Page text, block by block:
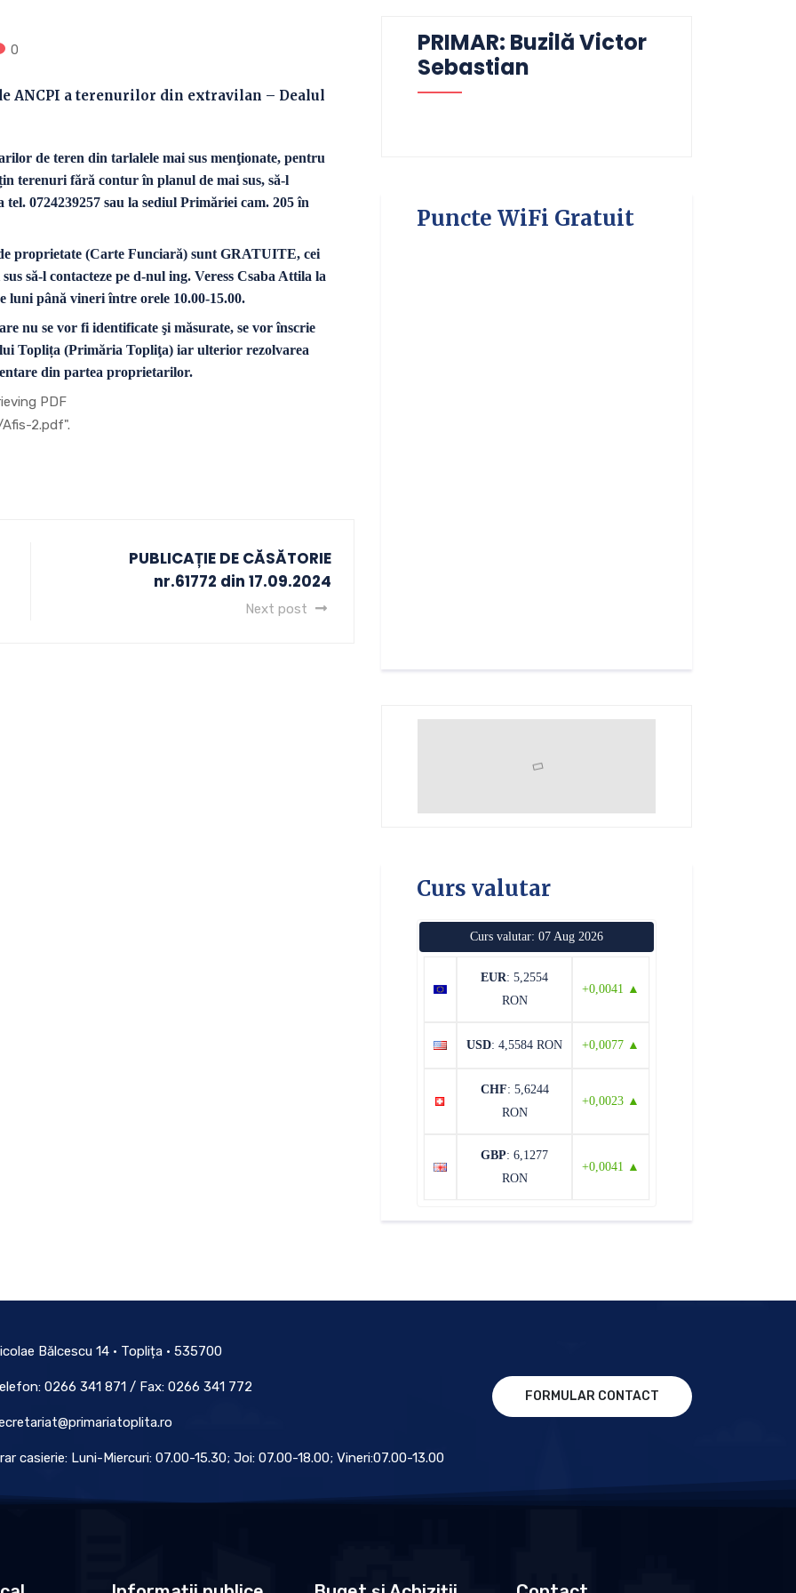
0
ANCPI a terenurilor din extravilan – Dealul
de teren din tarlalele mai sus menţionate, pentru
terenuri fără contur în planul de mai sus, să-l
0724239257 sau la sediul Primăriei cam. 205 în
proprietate (Carte Funciară) sunt GRATUITE, cei
să-l contacteze pe d-nul ing. Veress Csaba Attila la
luni până vineri între orele 10.00-15.00.
nu se vor fi identificate şi măsurate, se vor înscrie
Toplița (Primăria Topliţa) iar ulterior rezolvarea
din partea proprietarilor.
PDF
2.pdf".
PUBLICAȚIE DE CĂSĂTORIE
nr.61772 din 17.09.2024
Next post
PRIMAR: Buzilă Victor
Sebastian
Puncte WiFi Gratuit
Curs valutar
Curs valutar: 07 Aug 2026
EUR: 5,2554
RON
+0,0041 ▲
USD: 4,5584 RON +0,0077 ▲
CHF: 5,6244
RON
+0,0023 ▲
GBP: 6,1277
RON
+0,0041 ▲
Bălcescu 14 • Toplița • 535700
0266 341 871 / Fax: 0266 341 772
casierie: Luni-Miercuri: 07.00-15.30; Joi: 07.00-18.00; Vineri:07.00-13.00
FORMULAR CONTACT